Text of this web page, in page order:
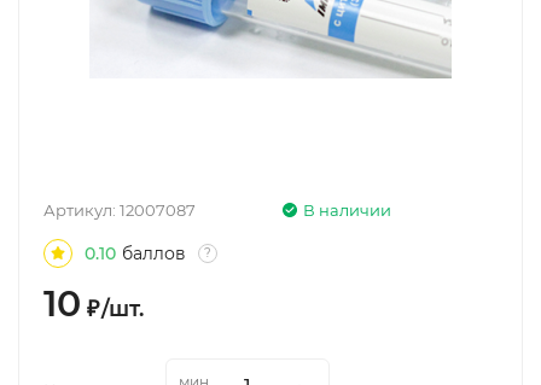
В наличии
Артикул: 12007087
0.10 баллов ?
10 ₽/шт.